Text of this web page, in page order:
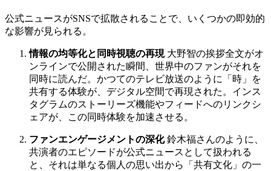
公式ニュースがSNSで拡散されることで、いくつかの即効的
な影響が見られる。
情報の均等化と同時視聴の再現大野智の挨拶全文がオ
ンラインで公開された瞬間、世界中のファンがそれを
同時に読んだ。かつてのテレビ放送のように「時」を
共有する体験が、デジタル空間で再現された。インス
タグラムのストーリーズ機能やフィードへのリンクシ
ェアが、この同時体験を加速させる。
ファンエンゲージメントの深化鈴木福さんのように、
共演者のエピソードが公式ニュースとして扱われる
と、それは単なる個人の思い出から「共有文化」の一